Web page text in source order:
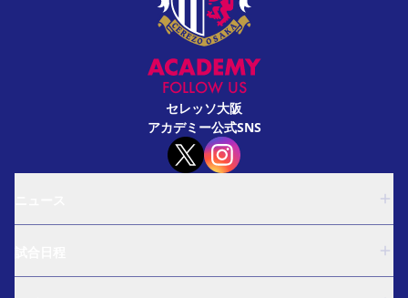
FOLLOW US
セレッソ大阪
アカデミー公式SNS